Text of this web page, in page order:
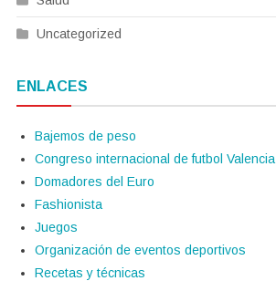
Uncategorized
ENLACES
Bajemos de peso
Congreso internacional de futbol Valencia
Domadores del Euro
Fashionista
Juegos
Organización de eventos deportivos
Recetas y técnicas